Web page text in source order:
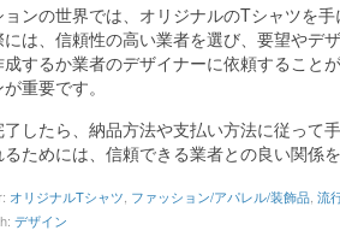
ョンの世界では、オリジナルのTシャツを
は、信頼性の高い業者を選び、要望やデ
成するか業者のデザイナーに依頼すること
重要です。
したら、納品方法や支払い方法に従って
ためには、信頼できる業者との良い関係
オリジナルTシャツ ファッション/アパレル/装飾品 流
デザイン